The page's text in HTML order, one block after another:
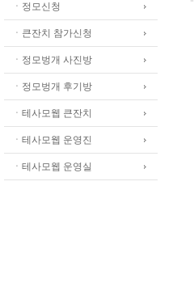
ㆍ정모신청
ㆍ큰잔치 참가신청
ㆍ정모벙개 사진방
ㆍ정모벙개 후기방
ㆍ테사모웹 큰잔치
ㆍ테사모웹 운영진
ㆍ테사모웹 운영실